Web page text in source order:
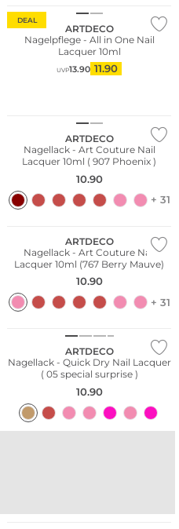
DEAL
ARTDECO
Nagelpflege - All in One Nail
Lacquer 10ml
UVP13.90 11.90
ARTDECO
Nagellack - Art Couture Nail
Lacquer 10ml ( 907 Phoenix )
10.90
+ 31
ARTDECO
Nagellack - Art Couture Nail
Lacquer 10ml (767 Berry Mauve)
10.90
+ 31
ARTDECO
Nagellack - Quick Dry Nail Lacquer
( 05 special surprise )
10.90
KOPENHAGEN